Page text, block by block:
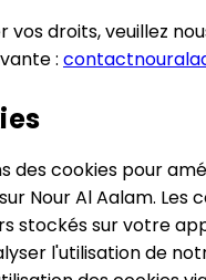
vos droits, veuillez
:
des cookies pour
Nour Al Aalam. Les
stockés sur votre
l'utilisation de